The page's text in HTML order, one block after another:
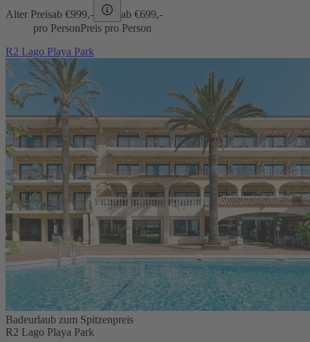
Alter Preisab €999,- ab €699,-
pro PersonPreis pro Person
R2 Lago Playa Park
Badeurlaub zum Spitzenpreis
R2 Lago Playa Park